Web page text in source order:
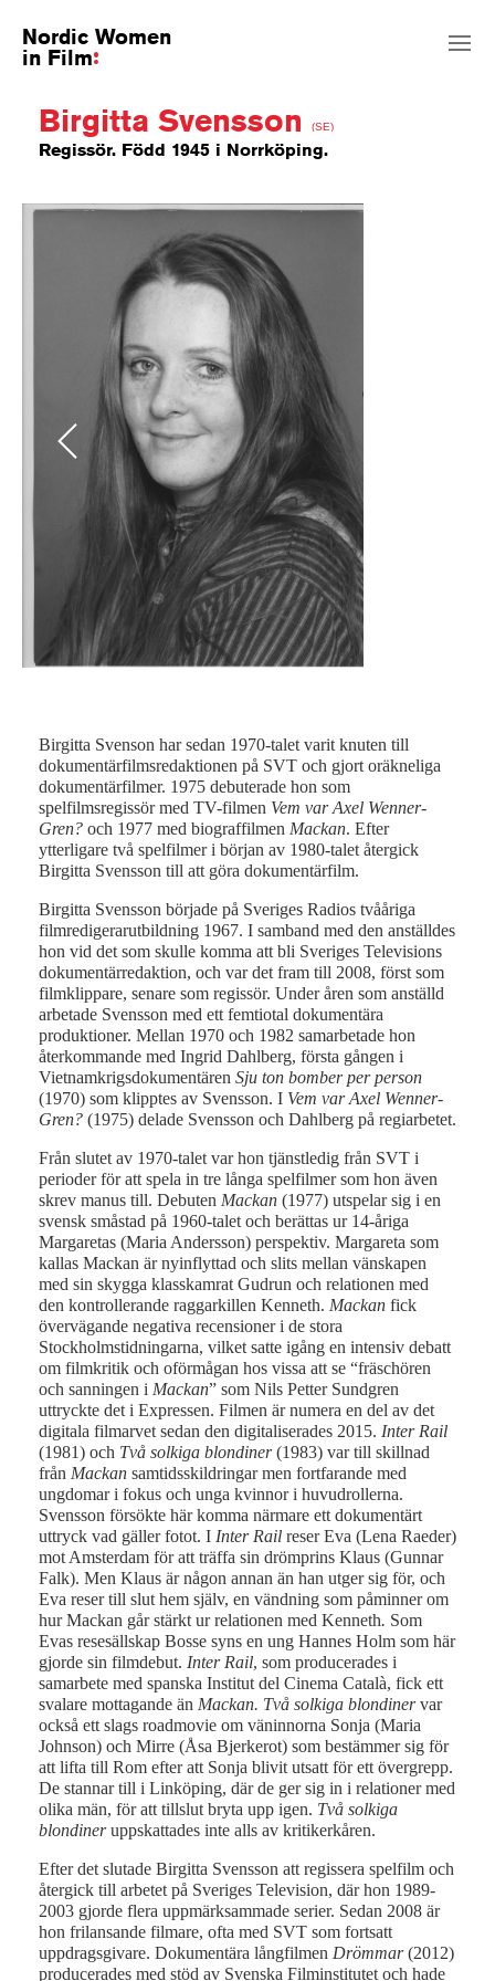
Nordic Women
in Film
Birgitta Svensson (SE)
Regissör. Född 1945 i Norrköping.
Previous
Birgitta Svenson har sedan 1970-talet varit knuten till
dokumentärfilmsredaktionen på SVT och gjort oräkneliga
dokumentärfilmer. 1975 debuterade hon som
spelfilmsregissör med TV-filmen Vem var Axel Wenner-
Gren? och 1977 med biograffilmen Mackan. Efter
ytterligare två spelfilmer i början av 1980-talet återgick
Birgitta Svensson till att göra dokumentärfilm.
Birgitta Svensson började på Sveriges Radios tvååriga
filmredigerarutbildning 1967. I samband med den anställdes
hon vid det som skulle komma att bli Sveriges Televisions
dokumentärredaktion, och var det fram till 2008, först som
filmklippare, senare som regissör. Under åren som anställd
arbetade Svensson med ett femtiotal dokumentära
produktioner. Mellan 1970 och 1982 samarbetade hon
återkommande med Ingrid Dahlberg, första gången i
Vietnamkrigsdokumentären Sju ton bomber per person
(1970) som klipptes av Svensson. I Vem var Axel Wenner-
Gren? (1975) delade Svensson och Dahlberg på regiarbetet.
Från slutet av 1970-talet var hon tjänstledig från SVT i
perioder för att spela in tre långa spelfilmer som hon även
skrev manus till. Debuten Mackan (1977) utspelar sig i en
svensk småstad på 1960-talet och berättas ur 14-åriga
Margaretas (Maria Andersson) perspektiv. Margareta som
kallas Mackan är nyinflyttad och slits mellan vänskapen
med sin skygga klasskamrat Gudrun och relationen med
den kontrollerande raggarkillen Kenneth. Mackan fick
övervägande negativa recensioner i de stora
Stockholmstidningarna, vilket satte igång en intensiv debatt
om filmkritik och oförmågan hos vissa att se “fräschören
och sanningen i Mackan” som Nils Petter Sundgren
uttryckte det i Expressen. Filmen är numera en del av det
digitala filmarvet sedan den digitaliserades 2015. Inter Rail
(1981) och Två solkiga blondiner(1983) var till skillnad
från Mackan samtidsskildringar men fortfarande med
ungdomar i fokus och unga kvinnor i huvudrollerna.
Svensson försökte här komma närmare ett dokumentärt
uttryck vad gäller fotot. I Inter Rail reser Eva (Lena Raeder)
mot Amsterdam för att träffa sin drömprins Klaus (Gunnar
Falk). Men Klaus är någon annan än han utger sig för, och
Eva reser till slut hem själv, en vändning som påminner om
hur Mackan går stärkt ur relationen med Kenneth. Som
Evas resesällskap Bosse syns en ung Hannes Holm som här
gjorde sin filmdebut. Inter Rail, som producerades i
samarbete med spanska Institut del Cinema Català, fick ett
svalare mottagande än Mackan. Två solkiga blondinervar
också ett slags roadmovie om väninnorna Sonja (Maria
Johnson) och Mirre (Åsa Bjerkerot) som bestämmer sig för
att lifta till Rom efter att Sonja blivit utsatt för ett övergrepp.
De stannar till i Linköping, där de ger sig in i relationer med
olika män, för att tillslut bryta upp igen. Två solkiga
blondineruppskattades inte alls av kritikerkåren.
Efter det slutade Birgitta Svensson att regissera spelfilm och
återgick till arbetet på Sveriges Television, där hon 1989-
2003 gjorde flera uppmärksammade serier. Sedan 2008 är
hon frilansande filmare, ofta med SVT som fortsatt
uppdragsgivare. Dokumentära långfilmen Drömmar(2012)
producerades med stöd av Svenska Filminstitutet och hade